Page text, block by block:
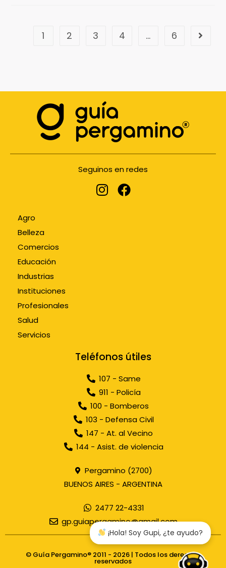
1 2 3 4 … 6
Seguinos en redes
Agro
Belleza
Comercios
Educación
Industrias
Instituciones
Profesionales
Salud
Servicios
Teléfonos útiles
107 - Same
911 - Policía
100 - Bomberos
103 - Defensa Civil
147 - At. al Vecino
144 - Asist. de violencia
Pergamino (2700)
BUENOS AIRES - ARGENTINA
2477 22-4331
gp.guiapergamino@gmail.com
© Guía Pergamino® 2011 - 2026 | Todos los derechos
reservados
¡Hola! Soy Gupi, ¿te ayudo?